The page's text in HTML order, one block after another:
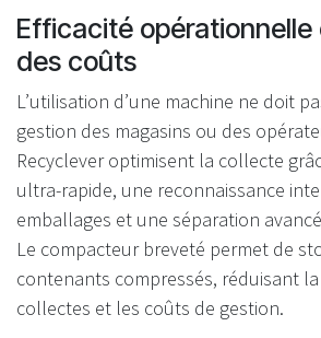
Efficacité
des coûts
L’utilisation d’une machine ne doit
gestion des magasins ou des
Recyclever optimisent la collecte
ultra-rapide, une reconnaissance
emballages et une séparation
Le compacteur breveté permet de
contenants compressés, réduisant
collectes et les coûts de gestion.